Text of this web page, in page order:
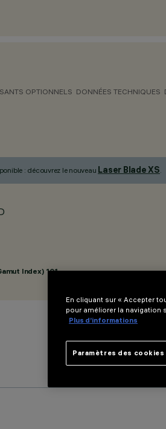
OPTIONNELS DONNÉES TECHNIQUES
: découvrez le nouveau Laser Blade XS.
Index) 101
En cliquant sur « Accepter
pour améliorer la navigation
Plus d’informations
Paramètres des cookies